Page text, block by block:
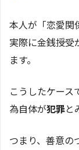
本人が「恋愛関
実際に金銭授受
ます。
こうしたケー
為自体が犯罪と
つまり、善意の